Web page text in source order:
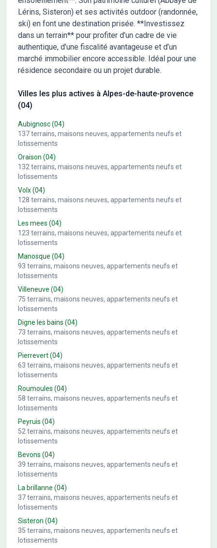
équipements sanitaires complets, domotique possible, etc.
Construction conforme à la réglementation environnementale
RE 2020. Projet personnalisable selon vos attentes, votre
terrain et votre budget &#128222; Contactez Gauvain Faure-
Brac au 06 09 98 40 18, votre référent maison ossature bois sur
le secteur, pour une étude personnalisée de votre projet.
Lérins, Sisteron) et ses activités outdoor (randonnée,
ski) en font une destination prisée. **Investissez
dans un terrain** pour profiter d’un cadre de vie
authentique, d’une fiscalité avantageuse et d’un
marché immobilier encore accessible. Idéal pour une
résidence secondaire ou un projet durable.
Villes les plus actives à Alpes-de-haute-provence
(04)
Aubignosc(04)
137terrains, maisons neuves, appartements neufs et
lotissements
Oraison (04)
132 terrains, maisons neuves, appartements neufs et
lotissements
Volx(04)
128 terrains, maisons neuves, appartements neufs et
lotissements
Les mees (04)
123 terrains, maisons neuves, appartements neufs et
lotissements
Manosque (04)
93 terrains, maisons neuves, appartements neufs et
lotissements
Villeneuve (04)
75 terrains, maisons neuves, appartements neufs et
lotissements
Digne les bains (04)
73 terrains, maisons neuves, appartements neufs et
lotissements
Pierrevert(04)
63 terrains, maisons neuves, appartements neufs et
lotissements
Roumoules (04)
58 terrains, maisons neuves, appartements neufs et
lotissements
Peyruis (04)
52 terrains, maisons neuves, appartements neufs et
lotissements
Bevons (04)
39 terrains, maisons neuves, appartements neufs et
lotissements
La brillanne (04)
37terrains, maisons neuves, appartements neufs et
lotissements
Sisteron (04)
35 terrains, maisons neuves, appartements neufs et
lotissements